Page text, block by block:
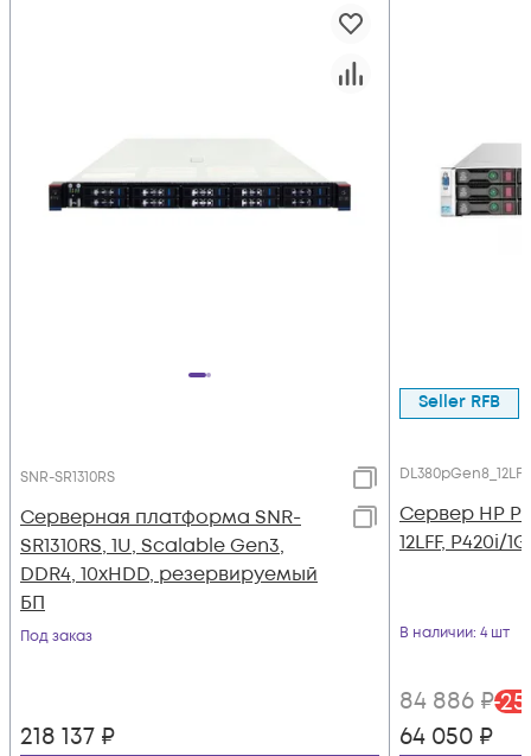
SNR-SR1310RS
Серверная платформа SNR-
SR1310RS, 1U, Scalable Gen3,
DDR4, 10xHDD, резервируемый
БП
Под заказ
218 137 ₽
Seller RFB
DL380pGen8_12LFF
Сервер HP
12LFF, P420i/
В наличии: 4 шт
84 886 ₽-25
64 050 ₽